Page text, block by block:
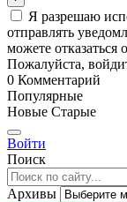
Я разрешаю
отправлять
можете
Пожалуйста,
0 Комментарий
Популярные
Новые Старые
Войти
Поиск
Архивы